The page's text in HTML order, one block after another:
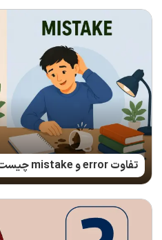
تفاوت error و mistake چیست؟